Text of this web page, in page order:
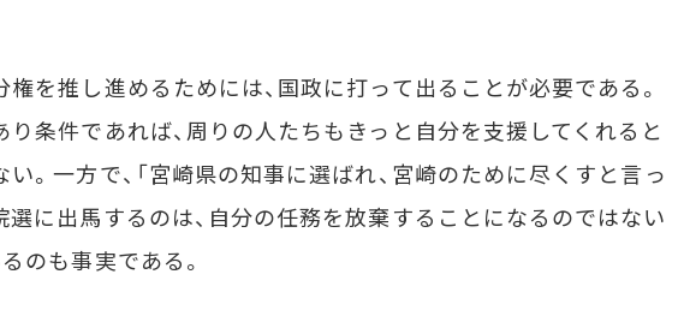
を推し進めるためには、国政に打って出ることが必要である。
り条件であれば、周りの人たちもきっと自分を支援してくれると
。一方で、「宮崎県の知事に選ばれ、宮崎のために尽くすと言っ
選に出馬するのは、自分の任務を放棄することになるのではない
のも事実である。